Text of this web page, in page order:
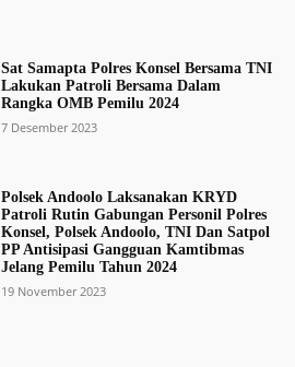
Sat Samapta Polres Konsel Bersama TNI
Lakukan Patroli Bersama Dalam
Rangka OMB Pemilu 2024
7 Desember 2023
Polsek Andoolo Laksanakan KRYD
Patroli Rutin Gabungan Personil Polres
Konsel, Polsek Andoolo, TNI Dan Satpol
PP Antisipasi Gangguan Kamtibmas
Jelang Pemilu Tahun 2024
19 November 2023